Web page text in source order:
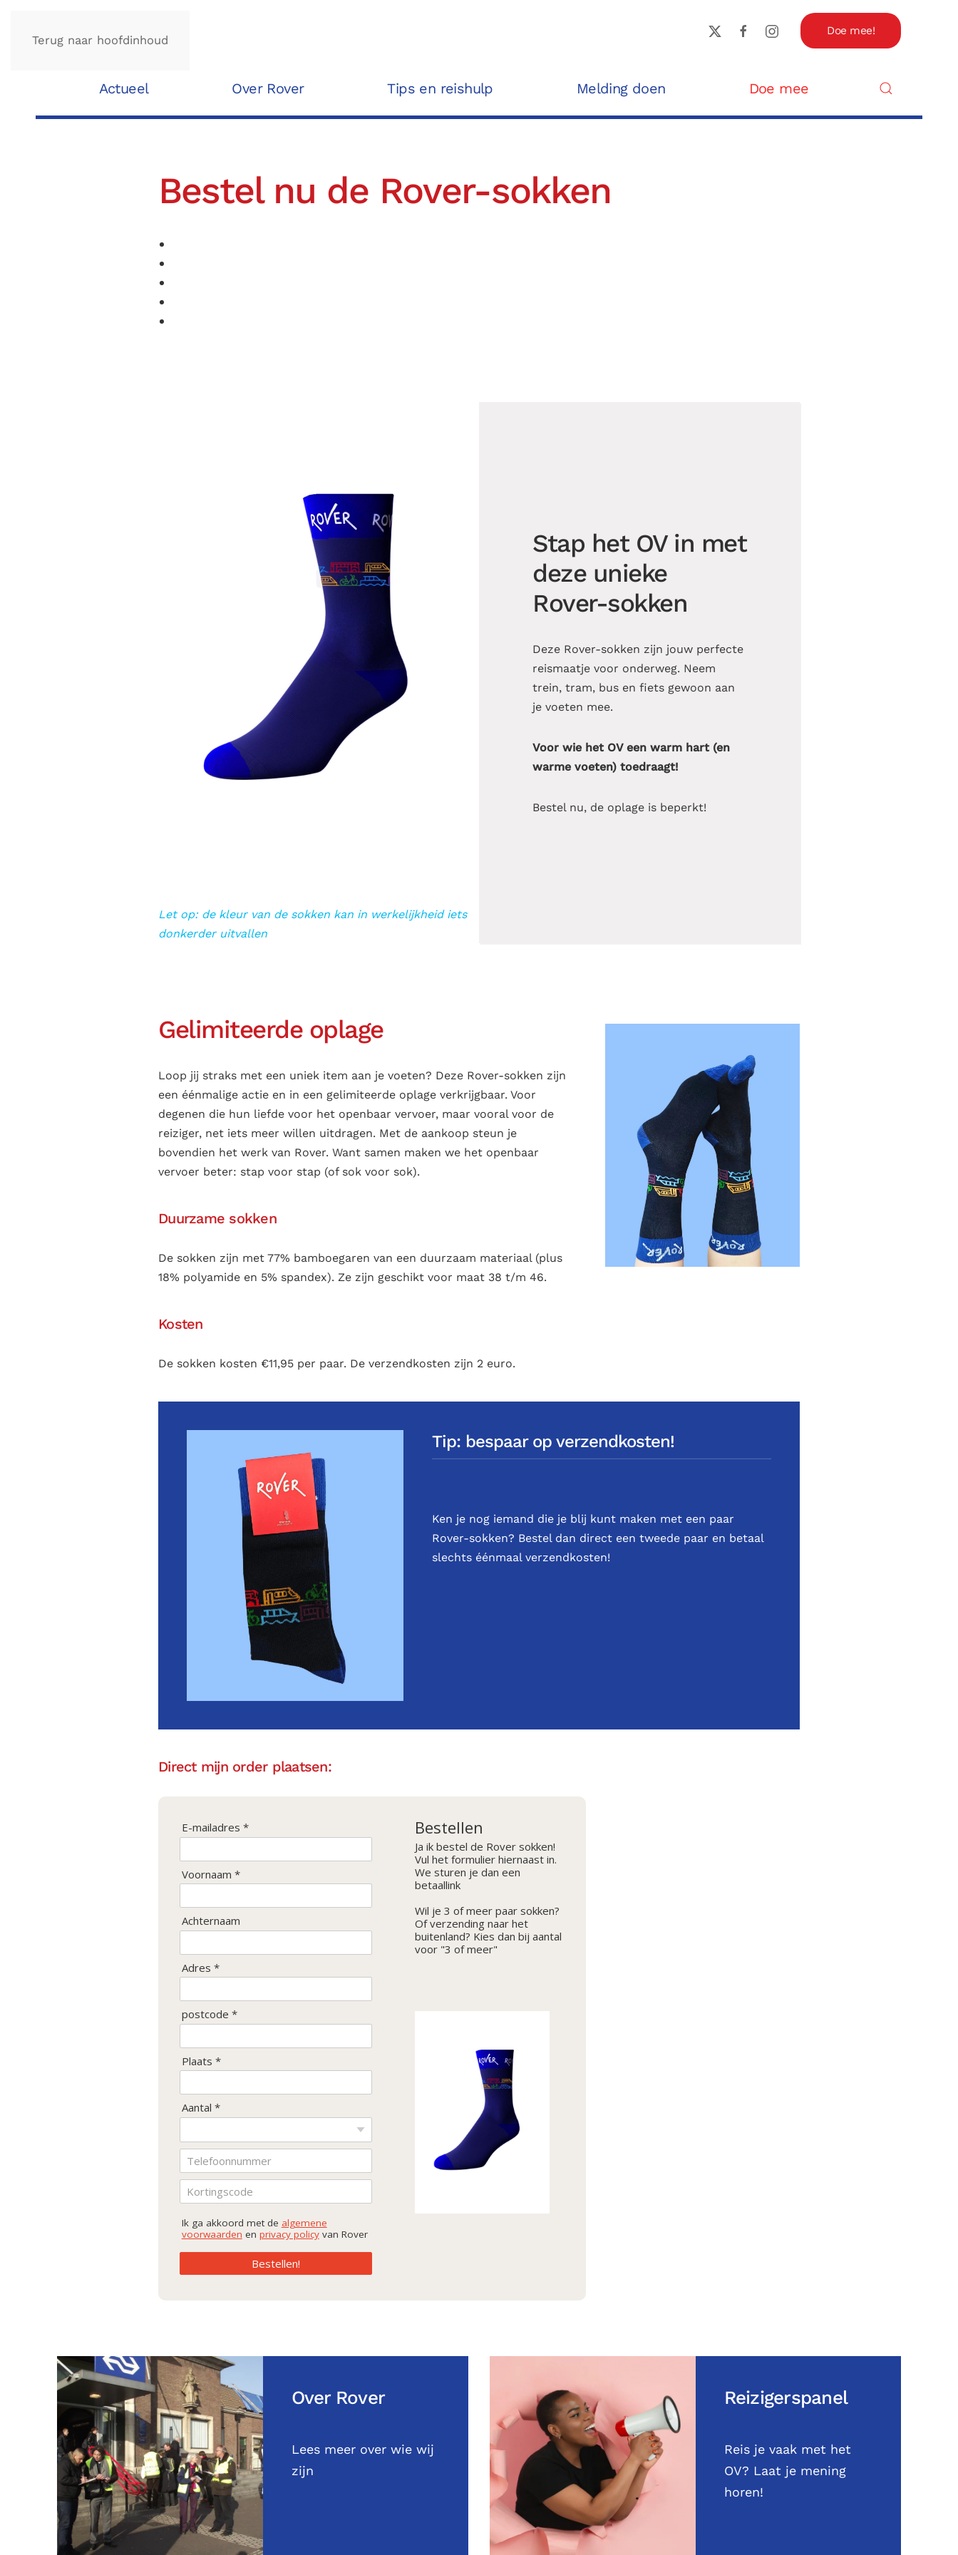
Terug naar hoofdinhoud
Doe mee!
Actueel Over Rover Tips en reishulp Melding doen Doe mee
Bestel nu de Rover-sokken
Stap het OV in met
deze unieke
Rover-sokken
Deze Rover-sokken zijn jouw perfecte
reismaatje voor onderweg. Neem
trein, tram, bus en fiets gewoon aan
je voeten mee.
Voor wie het OV een warm hart (en
warme voeten) toedraagt!
Bestel nu, de oplage is beperkt!
Let op: de kleur van de sokken kan in werkelijkheid iets
donkerder uitvallen
Gelimiteerde oplage
Loop jij straks met een uniek item aan je voeten? Deze Rover-sokken zijn
een éénmalige actie en in een gelimiteerde oplage verkrijgbaar. Voor
degenen die hun liefde voor het openbaar vervoer, maar vooral voor de
reiziger, net iets meer willen uitdragen. Met de aankoop steun je
bovendien het werk van Rover. Want samen maken we het openbaar
vervoer beter: stap voor stap (of sok voor sok).
Duurzame sokken
De sokken zijn met 77% bamboegaren van een duurzaam materiaal (plus
18% polyamide en 5% spandex). Ze zijn geschikt voor maat 38 t/m 46.
Kosten
De sokken kosten €11,95 per paar. De verzendkosten zijn 2 euro.
Tip: bespaar op verzendkosten!
Ken je nog iemand die je blij kunt maken met een paar
Rover-sokken? Bestel dan direct een tweede paar en betaal
slechts éénmaal verzendkosten!
Direct mijn order plaatsen:
E-mailadres *
Voornaam *
Achternaam
Adres *
postcode *
Plaats *
Aantal *
Ik ga akkoord met de algemene
voorwaarden en privacy policyvan Rover
Bestellen!
Bestellen
Ja ik bestel de Rover sokken!
Vul het formulier hiernaast in.
We sturen je dan een
betaallink
Wil je 3 of meer paar sokken?
Of verzending naar het
buitenland? Kies dan bij aantal
voor "3 of meer"
Over Rover
Lees meer over wie wij
zijn
Reizigerspanel
Reis je vaak met het
OV? Laat je mening
horen!